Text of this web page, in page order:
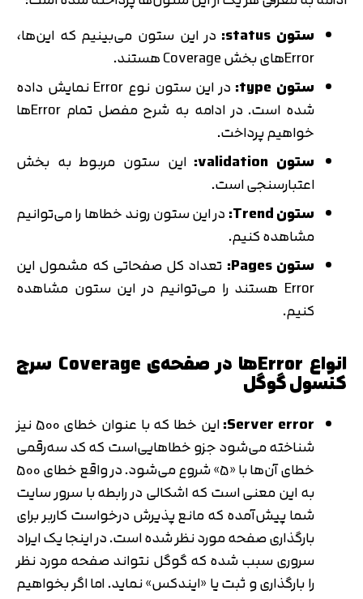
ستون status:
در این ستون می‌بینیم که این‌ها،
Errorهای بخش Coverage هستند.
ستون type:
در این ستون نوع Error نمایش داده
شده است. در ادامه به شرح مفصل تمام Errorها
خواهیم پرداخت.
ستون validation:
این ستون مربوط به بخش
اعتبارسنجی است.
ستون Trend:
در این ستون روند خطاها را می‌توانیم
مشاهده کنیم.
ستون Pages:
تعداد کل صفحاتی که مشمول این
Error هستند را می‌توانیم در این ستون مشاهده
کنیم.
انواع Errorها در صفحه‌ی Coverage سرچ
کنسول گوگل
Server error:
این خطا که با عنوان خطای 500 نیز
شناخته می‌شود جزو خطاهایی‌است که کد سه‌رقمی
خطای آن‌ها با «5» شروع می‌شود. در واقع خطای 500
به این معنی است که اشکالی در رابطه با سرور ‌سایت
شما پیش‌آمده که مانع پذیرش درخواست کاربر برای
بارگذاری صفحه مورد نظر شده است. در اینجا یک ایراد
سروری سبب شده که گوگل نتواند صفحه مورد نظر
را بارگذاری و ثبت یا «ایندکس» نماید. اما اگر بخواهیم